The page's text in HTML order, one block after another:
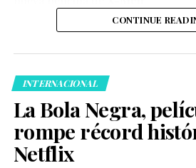
CONTINUE
INTERNACIONAL
La Bola Negra,
rompe récord
Netflix